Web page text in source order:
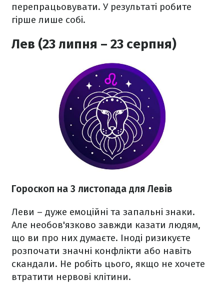
перепрацьовувати. У результаті робите
гірше лише собі.
Лев (23 липня – 23 серпня)
Гороскоп на 3 листопада для Левів
Леви – дуже емоційні та запальні знаки.
Але необов'язково завжди казати людям,
що ви про них думаєте. Іноді ризикуєте
розпочати значні конфлікти або навіть
скандали. Не робіть цього, якщо не хочете
втратити нервові клітини.